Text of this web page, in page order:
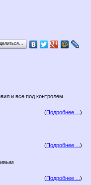
и все под контролем
(Подробнее ...)
(Подробнее ...)
(Подробнее ...)